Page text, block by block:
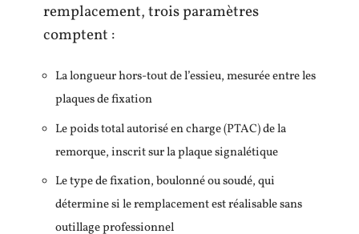
remplacement, trois paramètres
comptent :
La longueur hors-tout de l’essieu, mesurée entre les
plaques de fixation
Le poids total autorisé en charge (PTAC) de la
remorque, inscrit sur la plaque signalétique
Le type de fixation, boulonné ou soudé, qui
détermine si le remplacement est réalisable sans
outillage professionnel